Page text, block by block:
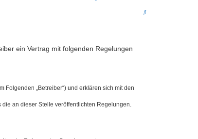
S
ein Vertrag mit folgenden Regelungen
Folgenden „Betreiber“) und erklären sich mit den
an dieser Stelle veröffentlichten Regelungen.